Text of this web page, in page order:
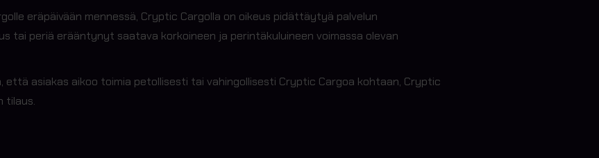
eräpäivään mennessä, Cryptic Cargolla on oikeus pidättäytyä palvelun
tai periä erääntynyt saatava korkoineen ja perintäkuluineen voimassa olevan
asiakas aikoo toimia petollisesti tai vahingollisesti Cryptic Cargoa kohtaan, Cryptic
tilaus.